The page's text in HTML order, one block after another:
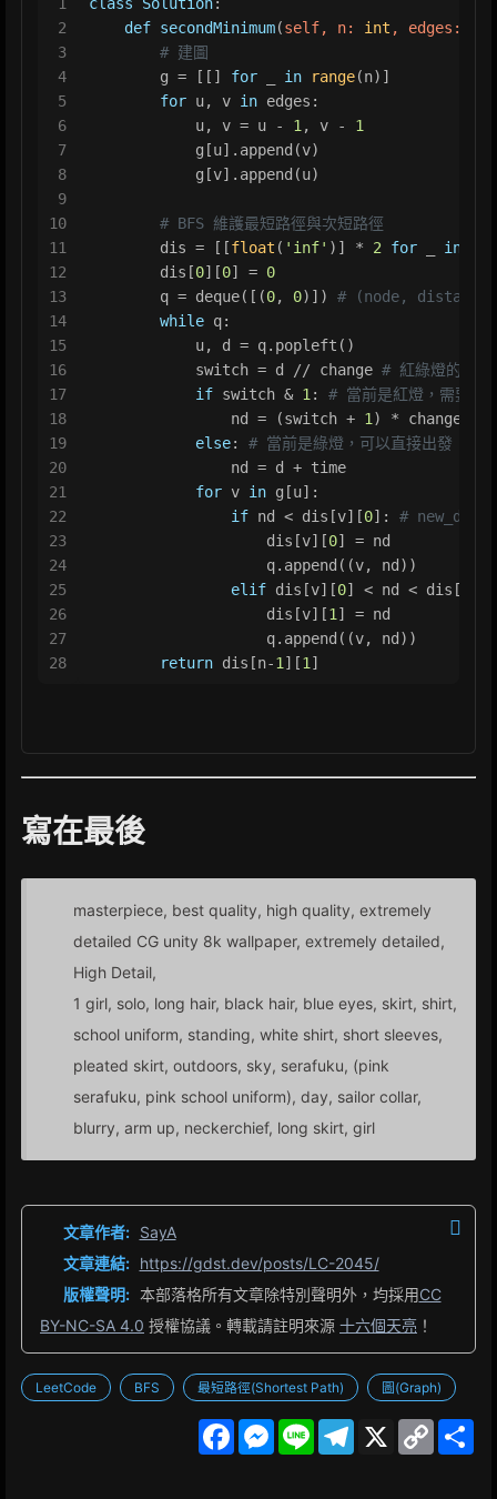
2
3
4
5
6
7
8
9
10
11
12
13
14
15
16
17
18
19
20
21
22
23
24
25
26
27
28
def secondMinimum(self, n: int , edges:
# 建圖
        g = [[]
for in range(n)]
for u, v in edges:
            u, v = u -
1 , v - 1
            g[u].append(v)
            g[v].append(u)
# BFS 維護最短路徑與次短路徑
        dis = [[
float ( 'inf' )] * 2 for in
        dis[
0][0] = 0
        q = deque([(
0, 0)]) # (node, distance)
while q:
            u, d = q.popleft()
            switch = d // change
# 紅綠燈的切換
if switch & 1 : # 當前是紅燈，需要等
                nd = (switch +
1 ) * change +
else: # 當前是綠燈，可以直接出發
                nd = d + time
for v in g[u]:
if nd < dis[v][0]: # new_d 比
                    dis[v][
0] = nd
                    q.append((v, nd))
elif dis[v][0] < nd < dis[v][
                    dis[v][
1 ] = nd
                    q.append((v, nd))
return dis[n-1 ][1 ]
寫在最後
masterpiece, best quality, high quality, extremely
detailed CG unity 8k wallpaper, extremely detailed,
High Detail,
1 girl, solo, long hair, black hair, blue eyes, skirt, shirt,
school uniform, standing, white shirt, short sleeves,
pleated skirt, outdoors, sky, serafuku, (pink
serafuku, pink school uniform), day, sailor collar,
blurry, arm up, neckerchief, long skirt, girl
文章作者: SayA
文章連結: https://gdst.dev/posts/LC-2045/
版權聲明: 本部落格所有文章除特別聲明外，均採用CC
BY-NC-SA 4.0 授權協議。轉載請註明來源 十六個天亮 ！
LeetCode BFS 最短路徑(Shortest Path) 圖(Graph)
F
M
L
X
C